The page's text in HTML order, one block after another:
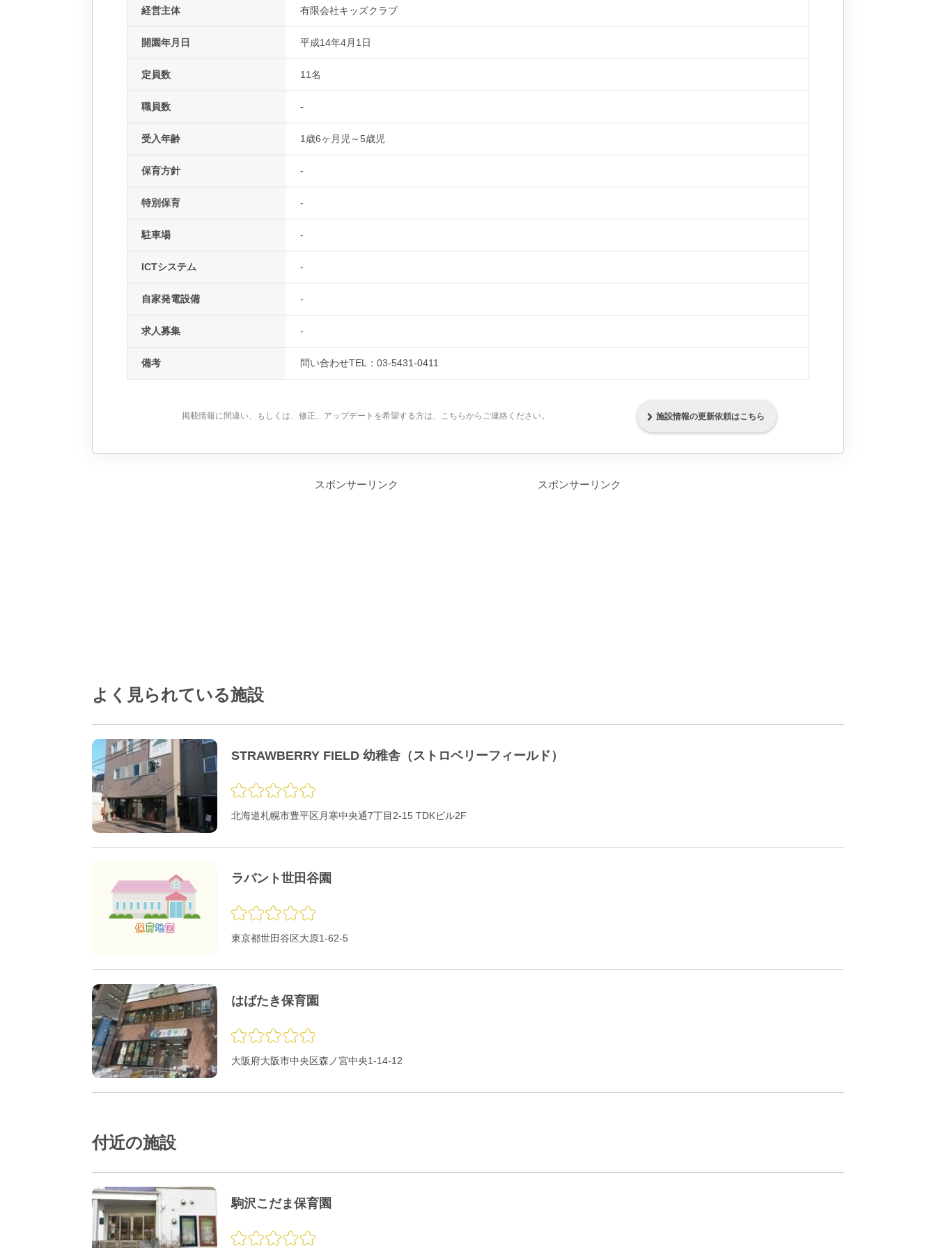
経営主体 有限会社キッズクラブ
開園年月日 平成14年4月1日
定員数 11名
職員数 -
受入年齢 1歳6ヶ月児～5歳児
保育方針 -
特別保育 -
駐車場 -
ICTシステム -
自家発電設備 -
求人募集 -
備考 問い合わせTEL：03-5431-0411
掲載情報に間違い、もしくは、修正、アップデートを希望する方は、こちらからご連絡ください。 施設情報の更新依頼はこちら
スポンサーリンク スポンサーリンク
よく見られている施設
STRAWBERRY FIELD 幼稚舎（ストロベリーフィールド）
北海道札幌市豊平区月寒中央通7丁目2-15 TDKビル2F
ラバント世田谷園
東京都世田谷区大原1-62-5
はばたき保育園
大阪府大阪市中央区森ノ宮中央1-14-12
付近の施設
駒沢こだま保育園